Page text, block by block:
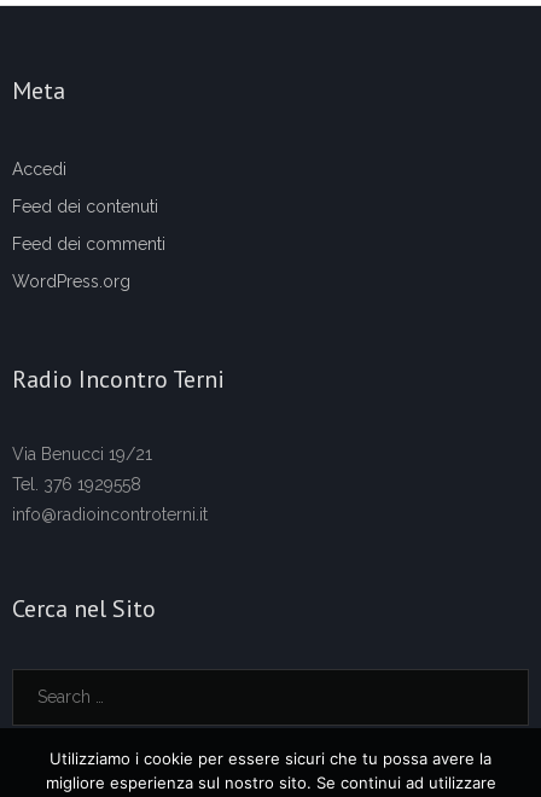
Meta
Accedi
Feed dei contenuti
Feed dei commenti
WordPress.org
Radio Incontro Terni
Via Benucci 19/21
Tel. 376 1929558
info@radioincontroterni.it
Cerca nel Sito
Utilizziamo i cookie per essere sicuri che tu possa avere la
migliore esperienza sul nostro sito. Se continui ad utilizzare